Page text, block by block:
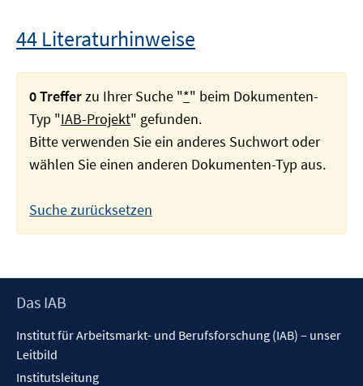
44 Literaturhinweise
0 Trefferzu Ihrer Suche "*" beim Dokumenten-
Typ "IAB-Projekt" gefunden.
Bitte verwenden Sie ein anderes Suchwort oder
wählen Sie einen anderen Dokumenten-Typ aus.
Suche zurücksetzen
Footer
Das IAB
Institut für Arbeitsmarkt- und Berufsforschung (IAB) – unser
Leitbild
Institutsleitung